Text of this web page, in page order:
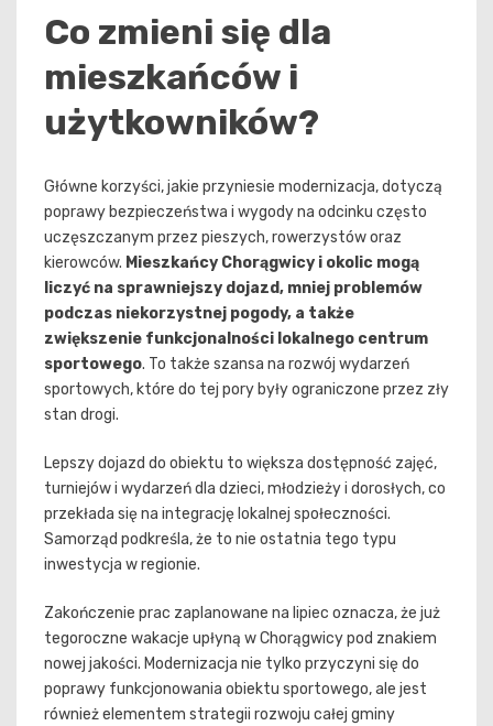
Co zmieni się dla
mieszkańców i
użytkowników?
Główne korzyści, jakie przyniesie modernizacja, dotyczą
poprawy bezpieczeństwa i wygody na odcinku często
uczęszczanym przez pieszych, rowerzystów oraz
kierowców. Mieszkańcy Chorągwicy i okolic mogą
liczyć na sprawniejszy dojazd, mniej problemów
podczas niekorzystnej pogody, a także
zwiększenie funkcjonalności lokalnego centrum
sportowego. To także szansa na rozwój wydarzeń
sportowych, które do tej pory były ograniczone przez zły
stan drogi.
Lepszy dojazd do obiektu to większa dostępność zajęć,
turniejów i wydarzeń dla dzieci, młodzieży i dorosłych, co
przekłada się na integrację lokalnej społeczności.
Samorząd podkreśla, że to nie ostatnia tego typu
inwestycja w regionie.
Zakończenie prac zaplanowane na lipiec oznacza, że już
tegoroczne wakacje upłyną w Chorągwicy pod znakiem
nowej jakości. Modernizacja nie tylko przyczyni się do
poprawy funkcjonowania obiektu sportowego, ale jest
również elementem strategii rozwoju całej gminy